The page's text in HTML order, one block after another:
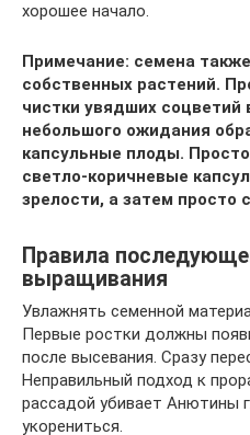
хорошее начало.
Примечание: семена
собственных растений.
чистки увядших соцветий
небольшого ожидания
капсульные плоды.
светло-коричневые
зрелости, а затем просто
Правила
выращивания
Увлажнять семенной
Первые ростки должны
после высевания. Сразу
Неправильный подход к
рассадой убивает Анютины
укорениться.